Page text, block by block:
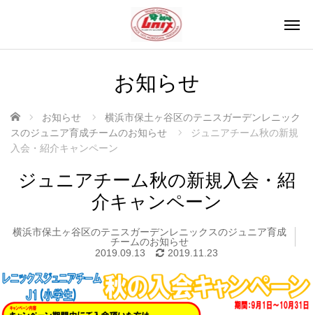
お知らせ
ホーム お知らせ
横浜市保土ヶ谷区のテニスガーデンレニック
スのジュニア育成チームのお知らせ
ジュニアチーム秋の新規
入会・紹介キャンペーン
ジュニアチーム秋の新規入会・紹
介キャンペーン
横浜市保土ヶ谷区のテニスガーデンレニックスのジュニア育成
チームのお知らせ
2019.09.13
2019.11.23